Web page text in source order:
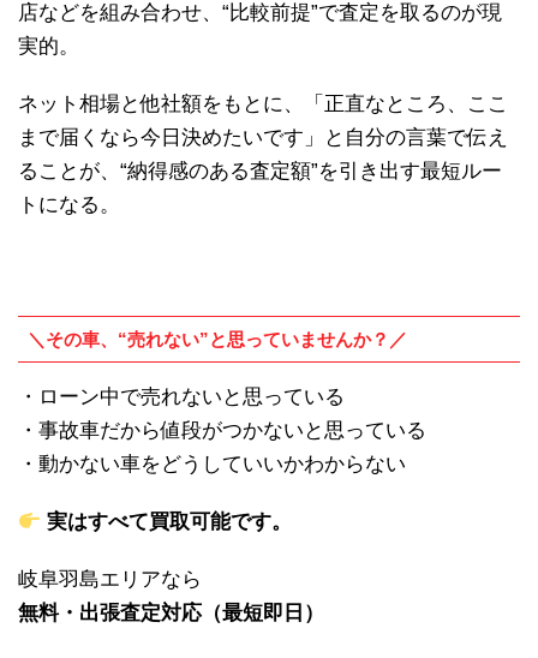
店などを組み合わせ、“比較前提”で査定を取るのが現
実的。
ネット相場と他社額をもとに、「正直なところ、ここ
まで届くなら今日決めたいです」と自分の言葉で伝え
ることが、“納得感のある査定額”を引き出す最短ルー
トになる。
＼その車、“売れない”と思っていませんか？／
・ローン中で売れないと思っている
・事故車だから値段がつかないと思っている
・動かない車をどうしていいかわからない
実はすべて買取可能です。
岐阜羽島エリアなら
無料・出張査定対応（最短即日）